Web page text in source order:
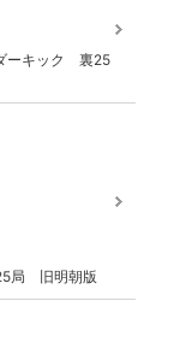
ーキック 裏25
局 旧明朝版